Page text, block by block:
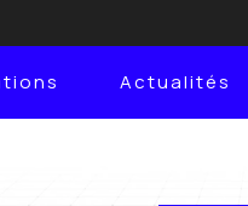
Actualités